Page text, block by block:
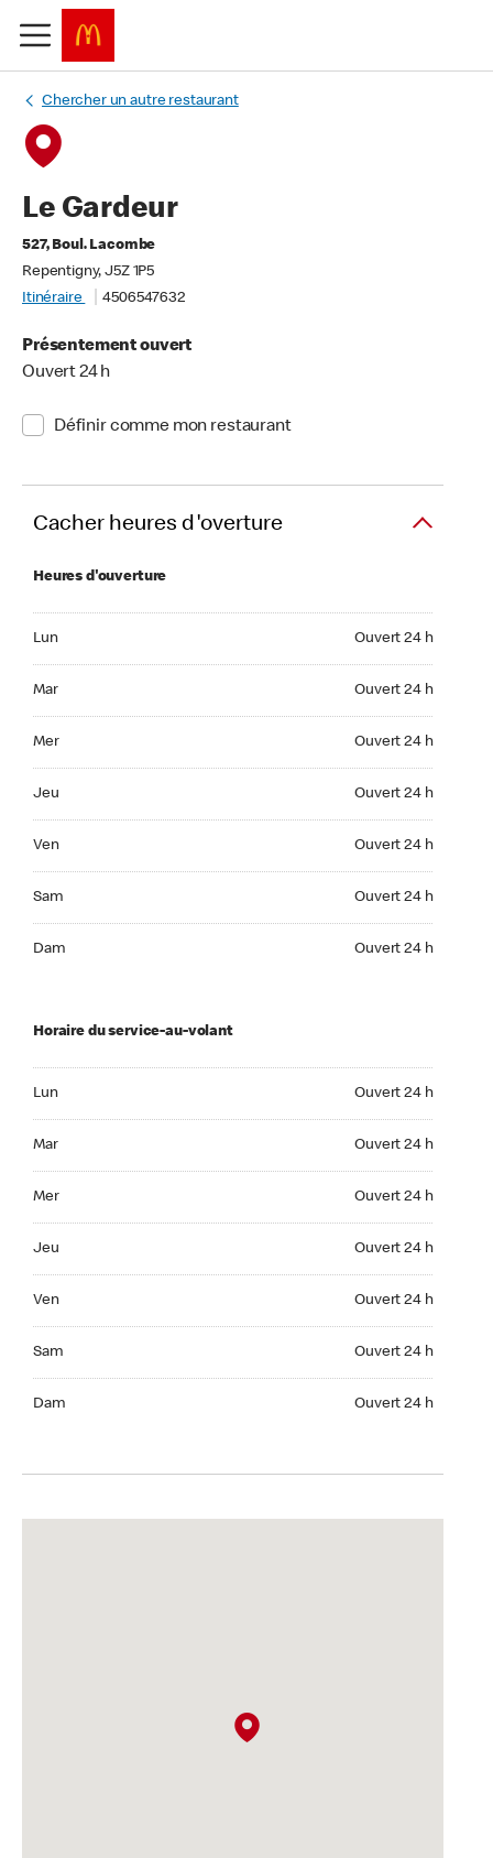
Chercher un autre restaurant
Le Gardeur
527, Boul. Lacombe
Repentigny, J5Z 1P5
Itinéraire
4506547632
Présentement ouvert
Ouvert 24 h
Définir comme mon restaurant
Cacher heures d'overture
Heures d'ouverture
Lun Ouvert 24 h
Mar Ouvert 24 h
Mer Ouvert 24 h
Jeu Ouvert 24 h
Ven Ouvert 24 h
Sam Ouvert 24 h
Dam Ouvert 24 h
Horaire du service-au-volant
Lun Ouvert 24 h
Mar Ouvert 24 h
Mer Ouvert 24 h
Jeu Ouvert 24 h
Ven Ouvert 24 h
Sam Ouvert 24 h
Dam Ouvert 24 h